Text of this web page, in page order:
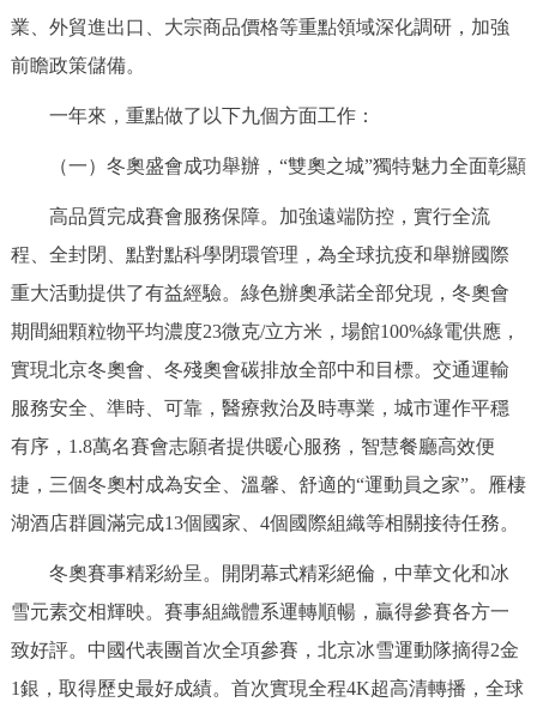
業、外貿進出口、大宗商品價格等重點領域深化調研，加強
前瞻政策儲備。
一年來，重點做了以下九個方面工作：
（一）冬奧盛會成功舉辦，“雙奧之城”獨特魅力全面彰顯
高品質完成賽會服務保障。加強遠端防控，實行全流
程、全封閉、點對點科學閉環管理，為全球抗疫和舉辦國際
重大活動提供了有益經驗。綠色辦奧承諾全部兌現，冬奧會
期間細顆粒物平均濃度23微克/立方米，場館100%綠電供應，
實現北京冬奧會、冬殘奧會碳排放全部中和目標。交通運輸
服務安全、準時、可靠，醫療救治及時專業，城市運作平穩
有序，1.8萬名賽會志願者提供暖心服務，智慧餐廳高效便
捷，三個冬奧村成為安全、溫馨、舒適的“運動員之家”。雁棲
湖酒店群圓滿完成13個國家、4個國際組織等相關接待任務。
冬奧賽事精彩紛呈。開閉幕式精彩絕倫，中華文化和冰
雪元素交相輝映。賽事組織體系運轉順暢，贏得參賽各方一
致好評。中國代表團首次全項參賽，北京冰雪運動隊摘得2金
1銀，取得歷史最好成績。首次實現全程4K超高清轉播，全球